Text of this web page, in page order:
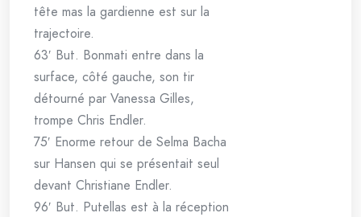
tête mas la gardienne est sur la
trajectoire.
63′ But. Bonmati entre dans la
surface, côté gauche, son tir
détourné par Vanessa Gilles,
trompe Chris Endler.
75′ Enorme retour de Selma Bacha
sur Hansen qui se présentait seul
devant Christiane Endler.
96′ But. Putellas est à la réception